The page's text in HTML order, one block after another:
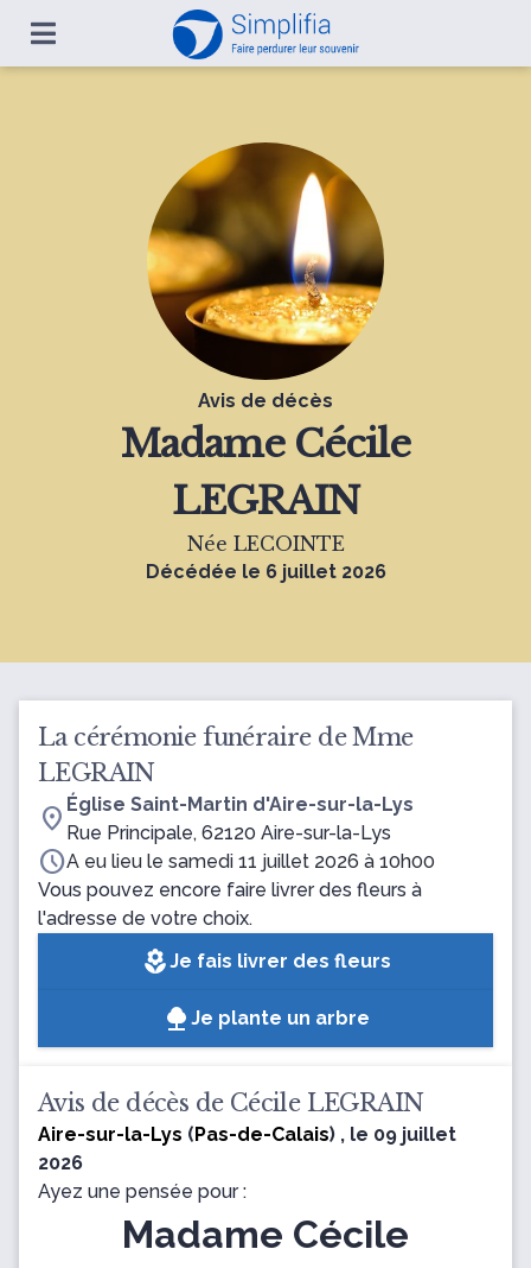
Avis de décès
Madame Cécile
LEGRAIN
Née LECOINTE
Décédée le 6 juillet 2026
La cérémonie funéraire de Mme
LEGRAIN
location_on Église Saint-Martin d'Aire-sur-la-Lys
Rue Principale, 62120 Aire-sur-la-Lys
scheduleA eu lieu le samedi 11 juillet 2026 à 10h00
Vous pouvez encore faire livrer des fleurs à
l'adresse de votre choix.
local_floristJe fais livrer des fleurs
Je plante un arbre
Avis de décès de Cécile LEGRAIN
Aire-sur-la-Lys (Pas-de-Calais) , le 09 juillet
2026
Ayez une pensée pour :
Madame Cécile